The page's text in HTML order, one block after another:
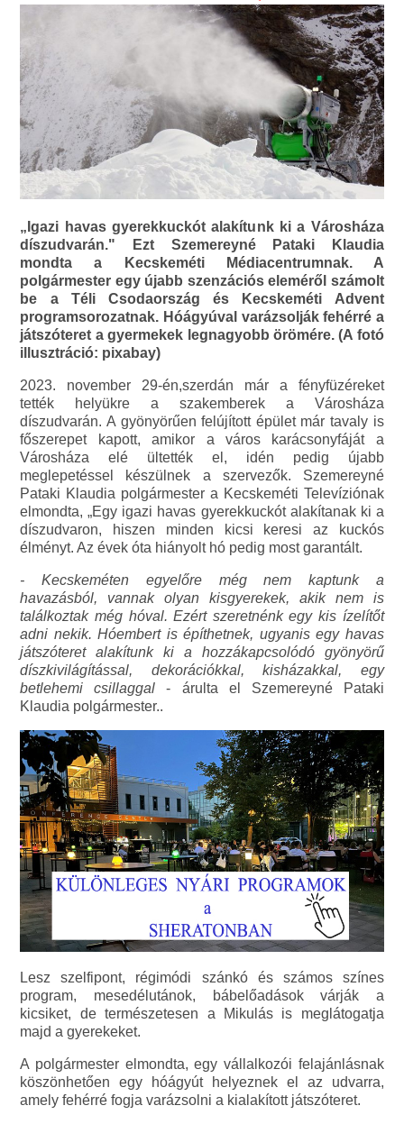
„Igazi havas gyerekkuckót alakítunk ki a Városháza
díszudvarán." Ezt Szemereyné Pataki Klaudia
mondta a Kecskeméti Médiacentrumnak. A
polgármester egy újabb szenzációs eleméről számolt
be a Téli Csodaország és Kecskeméti Advent
programsorozatnak. Hóágyúval varázsolják fehérré a
játszóteret a gyermekek legnagyobb örömére. (A fotó
illusztráció: pixabay)
2023. november 29-én,szerdán már a fényfüzéreket
tették helyükre a szakemberek a Városháza
díszudvarán. A gyönyörűen felújított épület már tavaly is
főszerepet kapott, amikor a város karácsonyfáját a
Városháza elé ültették el, idén pedig újabb
meglepetéssel készülnek a szervezők. Szemereyné
Pataki Klaudia polgármester a Kecskeméti Televíziónak
elmondta, „Egy igazi havas gyerekkuckót alakítanak ki a
díszudvaron, hiszen minden kicsi keresi az kuckós
élményt. Az évek óta hiányolt hó pedig most garantált.
- Kecskeméten egyelőre még nem kaptunk a
havazásból, vannak olyan kisgyerekek, akik nem is
találkoztak még hóval. Ezért szeretnénk egy kis ízelítőt
adni nekik. Hóembert is építhetnek, ugyanis egy havas
játszóteret alakítunk ki a hozzákapcsolódó gyönyörű
díszkivilágítással, dekorációkkal, kisházakkal, egy
betlehemi csillaggal - árulta el Szemereyné Pataki
Klaudia polgármester..
Lesz szelfipont, régimódi szánkó és számos színes
program, mesedélutánok, bábelőadások várják a
kicsiket, de természetesen a Mikulás is meglátogatja
majd a gyerekeket.
A polgármester elmondta, egy vállalkozói felajánlásnak
köszönhetően egy hóágyút helyeznek el az udvarra,
amely fehérré fogja varázsolni a kialakított játszóteret.